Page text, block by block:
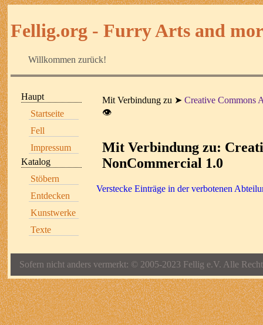
Fellig.org - Furry Arts and
Willkommen zurück!
Haupt
Startseite
Fell
Impressum
Katalog
Stöbern
Entdecken
Kunstwerke
Texte
Mit Verbindung zu
Creative Commons
👁
Mit Verbindung zu:
NonCommercial 1.0
Verstecke Einträge in der verbotenen
Sofern nicht anders vermerkt: © 2005-2023 Fellig e.V. Alle